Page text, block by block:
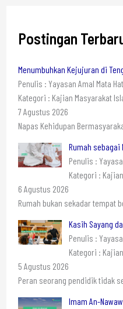
Postingan
Menumbuhkan Kejujuran di
Penulis : Yayasan Amal Mata
Kategori : Kajian Masyarakat
7 Agustus 2026
Napas Kehidupan
Rumah sebagai
Penulis :
Kategori :
6 Agustus 2026
Rumah bukan sekadar tempat
Kasih Sayang
Penulis :
Kategori :
5 Agustus 2026
Peran seorang pendidik tidak